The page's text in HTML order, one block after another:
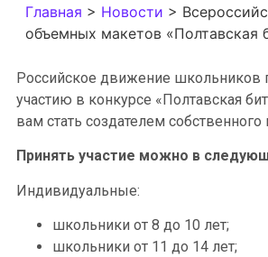
Главная > Новости >
объемных макетов «Полтавская
Российское движение школьников
участию в конкурсе «Полтавская
вам стать создателем собственного
Принять участие можно в
Индивидуальные:
школьники от 8 до 10 лет;
школьники от 11 до 14 лет;